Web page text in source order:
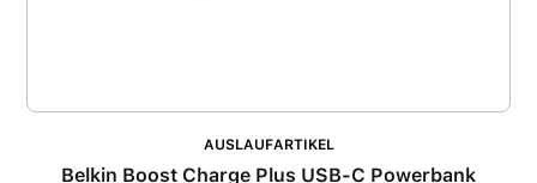
AUSLAUFARTIKEL
Belkin Boost Charge Plus USB-C Powerbank